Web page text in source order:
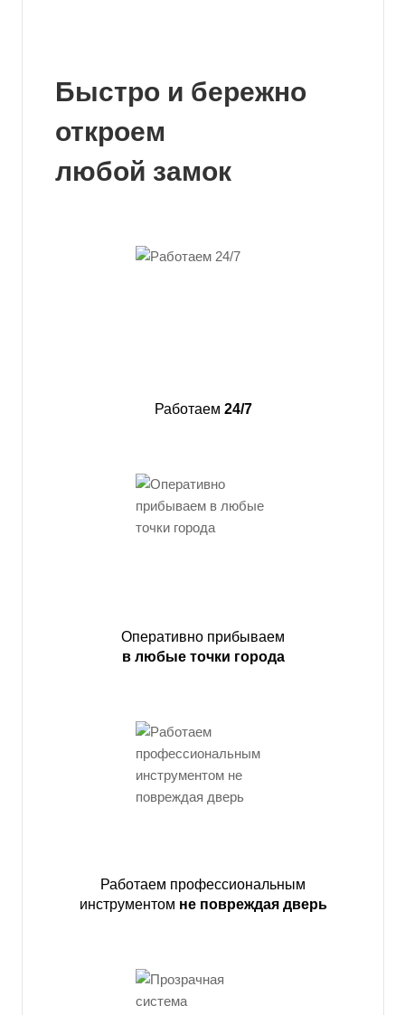
Быстро и бережно
откроем
любой замок
Работаем 24/7
Оперативно прибываем
в любые точки города
Работаем профессиональным
инструментом не повреждая дверь